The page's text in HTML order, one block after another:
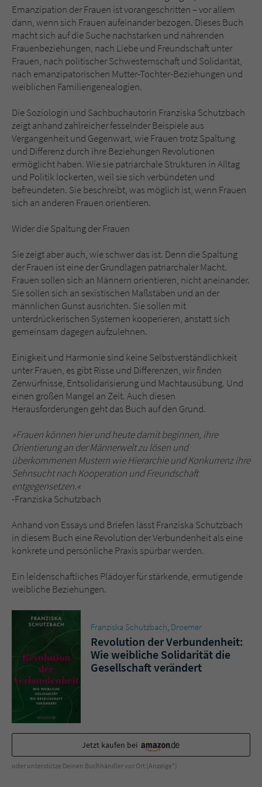
Emanzipation der Frauen ist vorangeschritten – vor allem
dann, wenn sich Frauen aufeinander bezogen. Dieses Buch
macht sich auf die Suche nachstarken und nährenden
Frauenbeziehungen, nach Liebe und Freundschaft unter
Frauen, nach politischer Schwesternschaft und Solidarität,
nach emanzipatorischen Mutter-Tochter-Beziehungen und
weiblichen Familiengenealogien.
Die Soziologin und Sachbuchautorin Franziska Schutzbach
zeigt anhand zahlreicher fesselnder Beispiele aus
Vergangenheit und Gegenwart, wie Frauen trotz Spaltung
und Differenz durch ihre Beziehungen Revolutionen
ermöglicht haben. Wie sie patriarchale Strukturen in Alltag
und Politik lockerten, weil sie sich verbündeten und
befreundeten. Sie beschreibt, was möglich ist, wenn Frauen
sich an anderen Frauen orientieren.
Wider die Spaltung der Frauen
Sie zeigt aber auch, wie schwer das ist. Denn die Spaltung
der Frauen ist eine der Grundlagen patriarchaler Macht.
Frauen sollen sich an Männern orientieren, nicht aneinander.
Sie sollen sich an sexistischen Maßstäben und an der
männlichen Gunst ausrichten. Sie sollen mit
unterdrückerischen Systemen kooperieren, anstatt sich
gemeinsam dagegen aufzulehnen.
Einigkeit und Harmonie sind keine Selbstverständlichkeit
unter Frauen, es gibt Risse und Differenzen, wir finden
Zerwürfnisse, Entsolidarisierung und Machtausübung. Und
einen großen Mangel an Zeit. Auch diesen
Herausforderungen geht das Buch auf den Grund.
»Frauen können hier und heute damit beginnen, ihre
Orientierung an der Männerwelt zu lösen und
überkommenen Mustern wie Hierarchie und Konkurrenz ihre
Sehnsucht nach Kooperation und Freundschaft
entgegensetzen.«
-Franziska Schutzbach
Anhand von Essays und Briefen lässt Franziska Schutzbach
in diesem Buch eine Revolution der Verbundenheit als eine
konkrete und persönliche Praxis spürbar werden.
Ein leidenschaftliches Plädoyer für stärkende, ermutigende
weibliche Beziehungen.
Franziska Schutzbach Droemer
Revolution der Verbundenheit:
Wie weibliche Solidarität die
Gesellschaft verändert
Jetzt kaufen bei
oder unterstütze Deinen Buchhändler vor Ort (Anzeige*)
Sicherheitscode des Kontaktformulars zu
überprüfen.